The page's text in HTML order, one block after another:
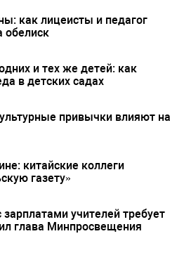
как лицеисты и педагог
обелиск
и тех же детей: как
в детских садах
привычки влияют на
китайские коллеги
газету»
учителей требует
глава Минпросвещения